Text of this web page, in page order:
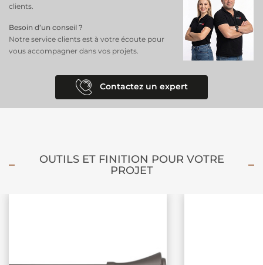
clients.
Besoin d’un conseil ?
Notre service clients est à votre écoute pour
vous accompagner dans vos projets.
Contactez un expert
OUTILS ET FINITION POUR VOTRE
PROJET